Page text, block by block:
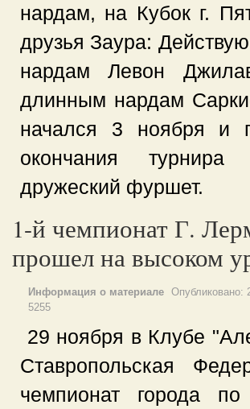
нардам, на Кубок г.
друзья Заура:
нардам Левон
длинным нардам
начался 3 ноября и
окончания
дружеский фуршет.
1-й чемпионат Г.
прошел на высоком
Информация о материале Опубликовано:
5255
29 ноября в Клубе
Ставропольская
чемпионат города